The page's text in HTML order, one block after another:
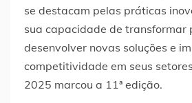
se destacam pelas práticas
sua capacidade de transformar
desenvolver novas soluções e
competitividade em seus
2025 marcou a 11ª edição.